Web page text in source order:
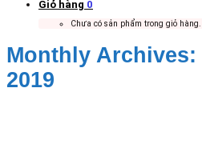
Giỏ hàng 0
Chưa có sản phẩm trong giỏ hàng.
Monthly Archives:
2019